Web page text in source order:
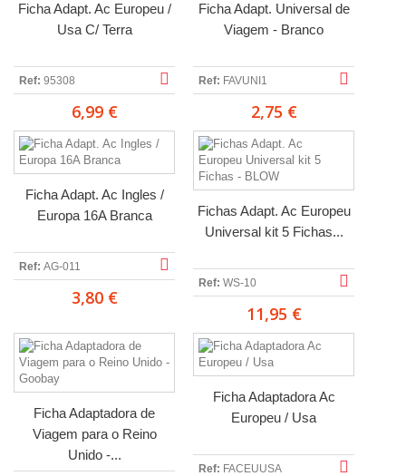
Ficha Adapt. Ac Europeu /
Usa C/ Terra
Ref: 95308
6,99 €
Ficha Adapt. Universal de
Viagem - Branco
Ref: FAVUNI1
2,75 €
Ficha Adapt. Ac Ingles /
Europa 16A Branca
Ref: AG-011
3,80 €
Fichas Adapt. Ac Europeu
Universal kit 5 Fichas...
Ref: WS-10
11,95 €
Ficha Adaptadora de
Viagem para o Reino
Unido -...
Ficha Adaptadora Ac
Europeu / Usa
Ref: FACEUUSA